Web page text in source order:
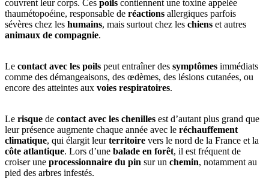
couvrent leur corps. Ces poils contiennent une toxine appelée
thaumétopoéine, responsable de réactions allergiques parfois
sévères chez les humains, mais surtout chez les chiens et autres
animaux de compagnie.
Le contact avec les poils peut entraîner des symptômes immédiats
comme des démangeaisons, des œdèmes, des lésions cutanées, ou
encore des atteintes aux voies respiratoires.
Le risque de contact avec les chenilles est d’autant plus grand que
leur présence augmente chaque année avec le réchauffement
climatique, qui élargit leurterritoire vers le nord de la France et la
côte atlantique. Lors d’une balade en forêt, il est fréquent de
croiser une processionnaire du pin sur un chemin, notamment au
pied des arbres infestés.